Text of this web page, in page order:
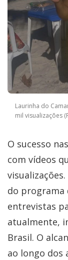
Laurinha do
mil visualizações
O sucesso
com vídeos
do programa
entrevistas
atualmente,
Brasil. O
ao longo dos